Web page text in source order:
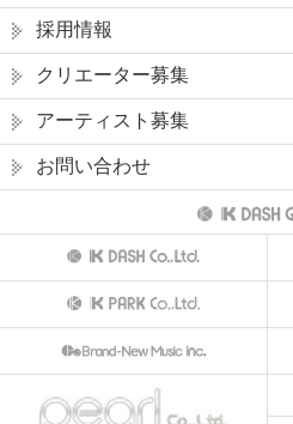
採用情報
クリエーター募集
アーティスト募集
お問い合わせ